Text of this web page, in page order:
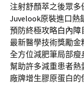
注射舒顏萃之後眾
Juvelook原裝進口熱
預防終極攻略白內障
最新醫學技術獎勵金
全方位減肥筆局部瘦
幫助許多減重患者
廠牌增生膠原蛋白